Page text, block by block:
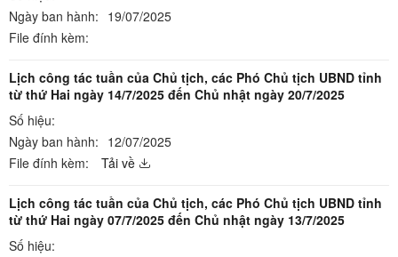
Ngày ban hành: 19/07/2025
File đính kèm:
Lịch công tác tuần của Chủ tịch, các Phó Chủ tịch UBND tỉnh
từ thứ Hai ngày 14/7/2025 đến Chủ nhật ngày 20/7/2025
Số hiệu:
Ngày ban hành: 12/07/2025
File đính kèm:
Tải về
Lịch công tác tuần của Chủ tịch, các Phó Chủ tịch UBND tỉnh
từ thứ Hai ngày 07/7/2025 đến Chủ nhật ngày 13/7/2025
Số hiệu: